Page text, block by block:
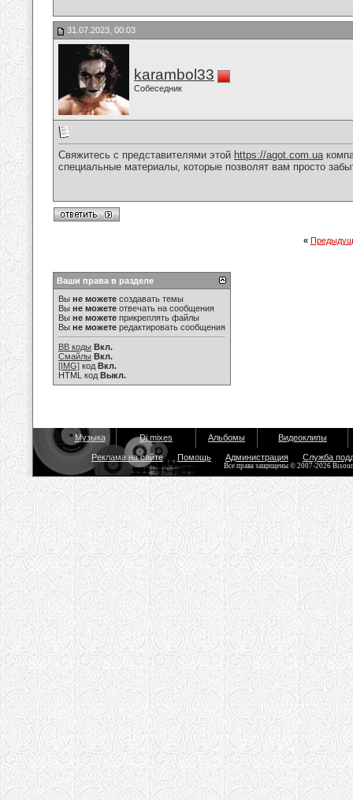
31.07.2023, 00:03
karambol33
Собеседник
Свяжитесь с представителями этой https://agot.com.ua
специальные материалы, которые позволят вам просто
«
Ваши права в разделе
Вы не можете создавать темы
Вы не можете отвечать на сообщения
Вы не можете прикреплять файлы
Вы не можете редактировать сообщения
BB коды Вкл.
Смайлы Вкл.
[IMG] код Вкл.
HTML код Выкл.
Музыка Dj mixes Альбомы Видеоклипы
Реклама на сайте Помощь Администрация Служба
Все права защищены © 2007-2026